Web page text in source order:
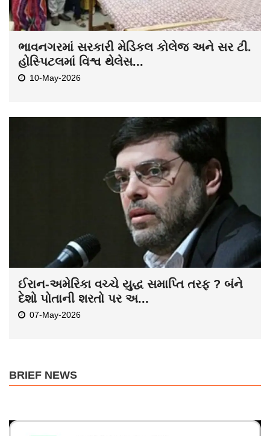
ભાવનગરમાં સરકારી મેડિકલ કોલેજ અને સર ટી.
હોસ્પિટલમાં વિશ્વ થેલેસ...
10-May-2026
ઈરાન-અમેરિકા વચ્ચે યુદ્ધ સમાપ્તિ તરફ ? બંને
દેશો પોતાની શરતો પર અ...
07-May-2026
BRIEF NEWS